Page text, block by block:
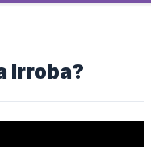
Irroba?